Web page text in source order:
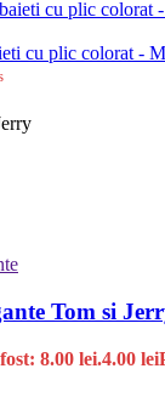
cu plic colorat -
Tom si
8.00 lei.4.00 lei